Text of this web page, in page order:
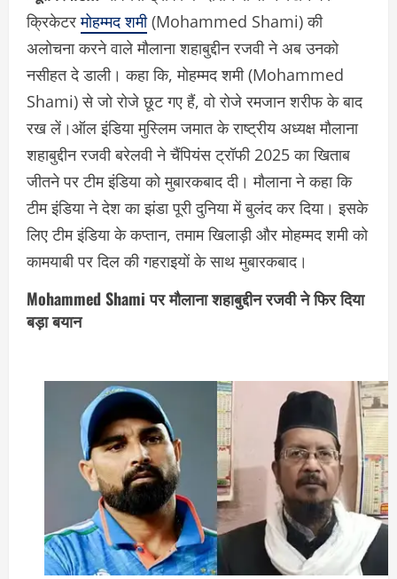
क्रिकेटरमोहम्मद शमी(Mohammed Shami) की
अलोचना करने वाले मौलाना शहाबुद्दीन रजवी ने अब उनको
नसीहत दे डाली। कहा कि, मोहम्मद शमी (Mohammed
Shami) से जो रोजे छूट गए हैं, वो रोजे रमजान शरीफ के बाद
रख लें।ऑल इंडिया मुस्लिम जमात के राष्ट्रीय अध्यक्ष मौलाना
शहाबुद्दीन रजवी बरेलवी ने चैंपियंस ट्रॉफी 2025 का खिताब
जीतने पर टीम इंडिया को मुबारकबाद दी। मौलाना ने कहा कि
टीम इंडिया ने देश का झंडा पूरी दुनिया में बुलंद कर दिया। इसके
लिए टीम इंडिया के कप्तान, तमाम खिलाड़ी और मोहम्मद शमी को
कामयाबी पर दिल की गहराइयों के साथ मुबारकबाद।
Mohammed Shami पर मौलाना शहाबुद्दीन रजवी ने फिर दिया
बड़ा बयान